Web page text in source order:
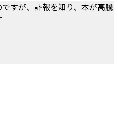
すが、訃報を知り、本が高騰